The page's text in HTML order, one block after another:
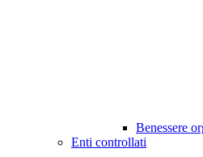
Benessere
Enti controllati